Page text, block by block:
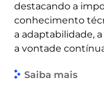
destacando a
conhecimento
a adaptabilidade,
a vontade
Saiba mais